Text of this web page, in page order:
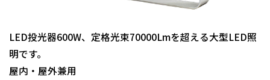
LED投光器600W、定格光束70000Lmを超える大型LED照
明です。
屋内・屋外兼用